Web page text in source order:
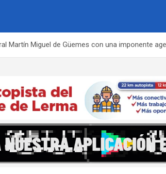
Martín Miguel de Güemes con una imponente